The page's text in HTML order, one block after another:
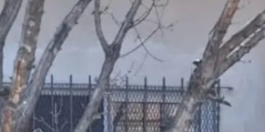
Federal indican que el costo
previsto se podrían construir
308 metros cuadrados.